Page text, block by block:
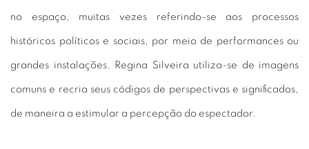
no espaço, muitas vezes referindo-se aos processos
históricos políticos e sociais, por meio de performances ou
grandes instalações. Regina Silveira utiliza-se de imagens
comuns e recria seus códigos de perspectivas e significados,
de maneira a estimular a percepção do espectador.